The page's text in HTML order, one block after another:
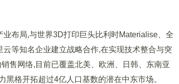
布局,与世界3D打印巨头比利时Materialise、全
等知名企业建立战略合作,在实现技术整合与突
售网络,目前已覆盖北美、欧洲、日韩、东南亚
格开拓超过4亿人口基数的潜在中东市场。